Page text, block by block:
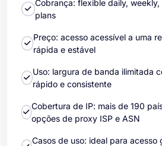
Cobrança: flexible daily,
plans
Preço: acesso acessível a uma
rápida e estável
Uso: largura de banda ilimitada
rápido e consistente
Cobertura de IP: mais de 190
opções de proxy ISP e ASN
Casos de uso: ideal para acesso